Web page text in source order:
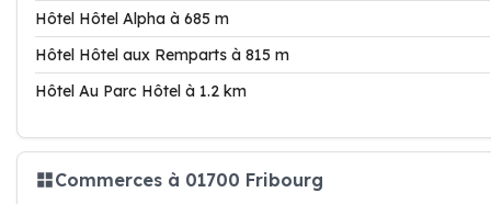
Hôtel Hôtel Alpha à 685 m
Hôtel Hôtel aux Remparts à 815 m
Hôtel Au Parc Hôtel à 1.2 km
Commerces à 01700 Fribourg